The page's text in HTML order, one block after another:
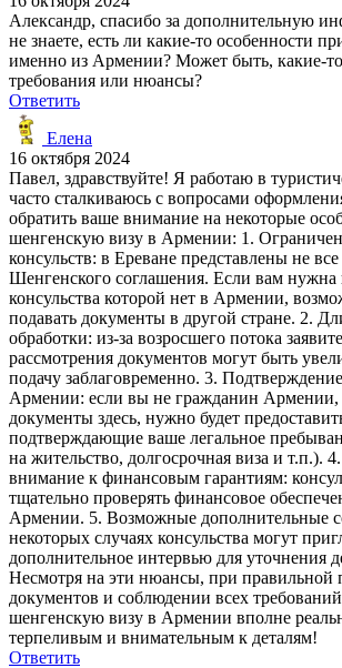
Александр, спасибо за дополнительную
не знаете, есть ли какие-то особенности
именно из Армении? Может быть, какие-
требования или нюансы?
Ответить
Елена
16 октября 2024
Павел, здравствуйте! Я работаю в
часто сталкиваюсь с вопросами
обратить ваше внимание на некоторые
шенгенскую визу в Армении: 1.
консульств: в Ереване представлены не
Шенгенского соглашения. Если вам нужна
консульства которой нет в Армении,
подавать документы в другой стране. 2.
обработки: из-за возросшего потока
рассмотрения документов могут быть
подачу заблаговременно. 3.
Армении: если вы не гражданин Армении,
документы здесь, нужно будет
подтверждающие ваше легальное
на жительство, долгосрочная виза и т.п.).
внимание к финансовым гарантиям:
тщательно проверять финансовое
Армении. 5. Возможные дополнительные
некоторых случаях консульства могут
дополнительное интервью для уточнения
Несмотря на эти нюансы, при правильной
документов и соблюдении всех
шенгенскую визу в Армении вполне
терпеливым и внимательным к деталям!
Ответить